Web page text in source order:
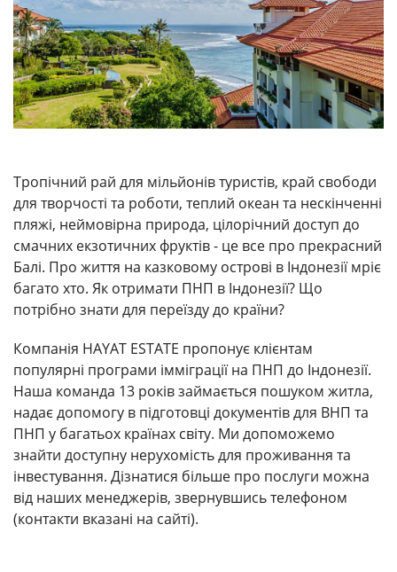
Тропічний рай для мільйонів туристів, край свободи
для творчості та роботи, теплий океан та нескінченні
пляжі, неймовірна природа, цілорічний доступ до
смачних екзотичних фруктів - це все про прекрасний
Балі. Про життя на казковому острові в Індонезії мріє
багато хто. Як отримати ПНП в Індонезії? Що
потрібно знати для переїзду до країни?
Компанія HAYAT ESTATE пропонує клієнтам
популярні програми імміграції на ПНП до Індонезії.
Наша команда 13 років займається пошуком житла,
надає допомогу в підготовці документів для ВНП та
ПНП у багатьох країнах світу. Ми допоможемо
знайти доступну нерухомість для проживання та
інвестування. Дізнатися більше про послуги можна
від наших менеджерів, звернувшись телефоном
(контакти вказані на сайті).